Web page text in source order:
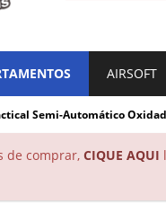
AIRSOFT
Semi-Automático
de comprar, CIQUE AQUI